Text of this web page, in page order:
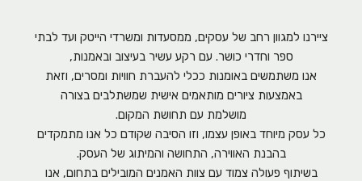
ציירנו למגוון רחב של עסקים, ממסעדות ומשרדי הייטק ועד לבתי
ספר וחדרי כושר. עם רקע עשיר בעיצוב ובאמנות,
אנו משתמשים באומנות ככלי להעברת חוויות ומסרים, וזאת
באמצעות ציורים מותאמים אישית שמשתלבים בצורה
מושלמת עם תחושת המקום.
כל עסק מיוחד באופן עצמו, וזו הסיבה שקודם כל אנו מתמקדים
בהבנת האווירה, התחושה והמיתוג של העסק.
בשיתוף פעולה צמוד עם צוות האמנים המובילים בתחום, אנו